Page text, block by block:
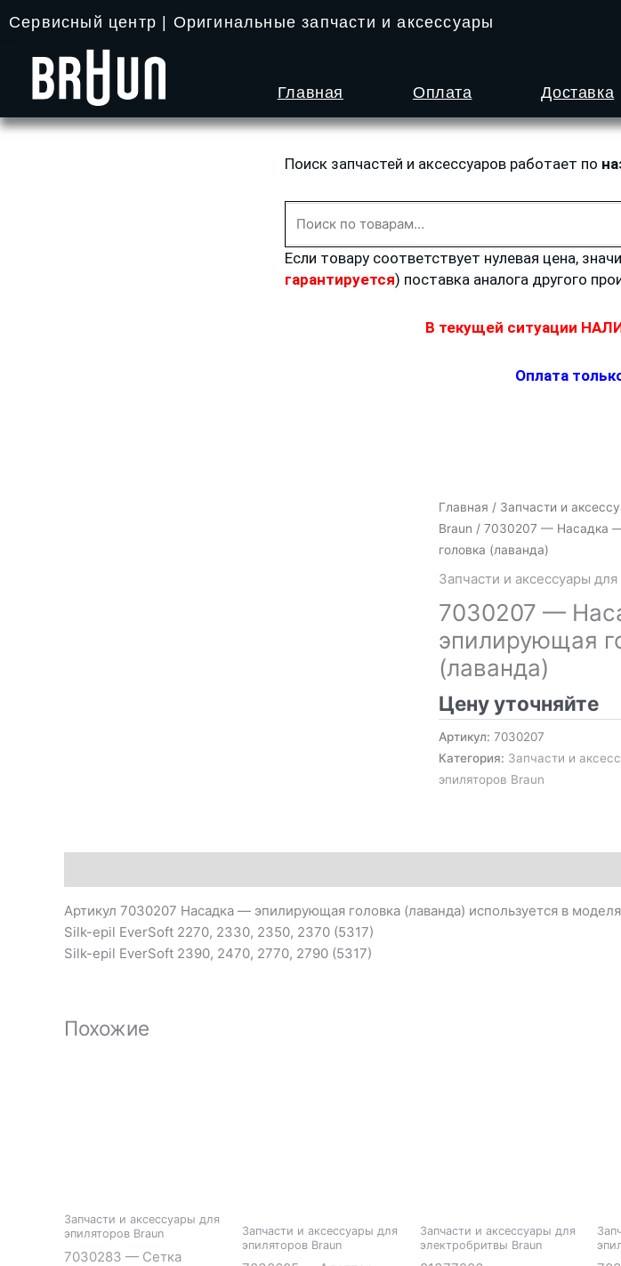
содержимому
Сервисный центр | Оригинальные запчасти и аксессуары
Главная Оплата Доставка
Поиск запчастей и аксессуаров работает по
Если товару соответствует нулевая цена,
гарантируется) поставка аналога другого
В текущей ситуации
Оплата
Главная / Запчасти и
Braun / 7030207 — Насадка
головка (лаванда)
Запчасти и аксессуары
7030207 —
эпилирующая
(лаванда)
Цену уточняйте
Артикул: 7030207
Категория: Запчасти и
эпиляторов Braun
Артикул 7030207 Насадка — эпилирующая головка (лаванда) используется в
Silk-epil EverSoft 2270, 2330, 2350, 2370 (5317)
Silk-epil EverSoft 2390, 2470, 2770, 2790 (5317)
Похожие
Запчасти и аксессуары для
эпиляторов Braun
7030283 — Сетка
Запчасти и аксессуары для
эпиляторов Braun
Запчасти и аксессуары для
электробритвы Braun